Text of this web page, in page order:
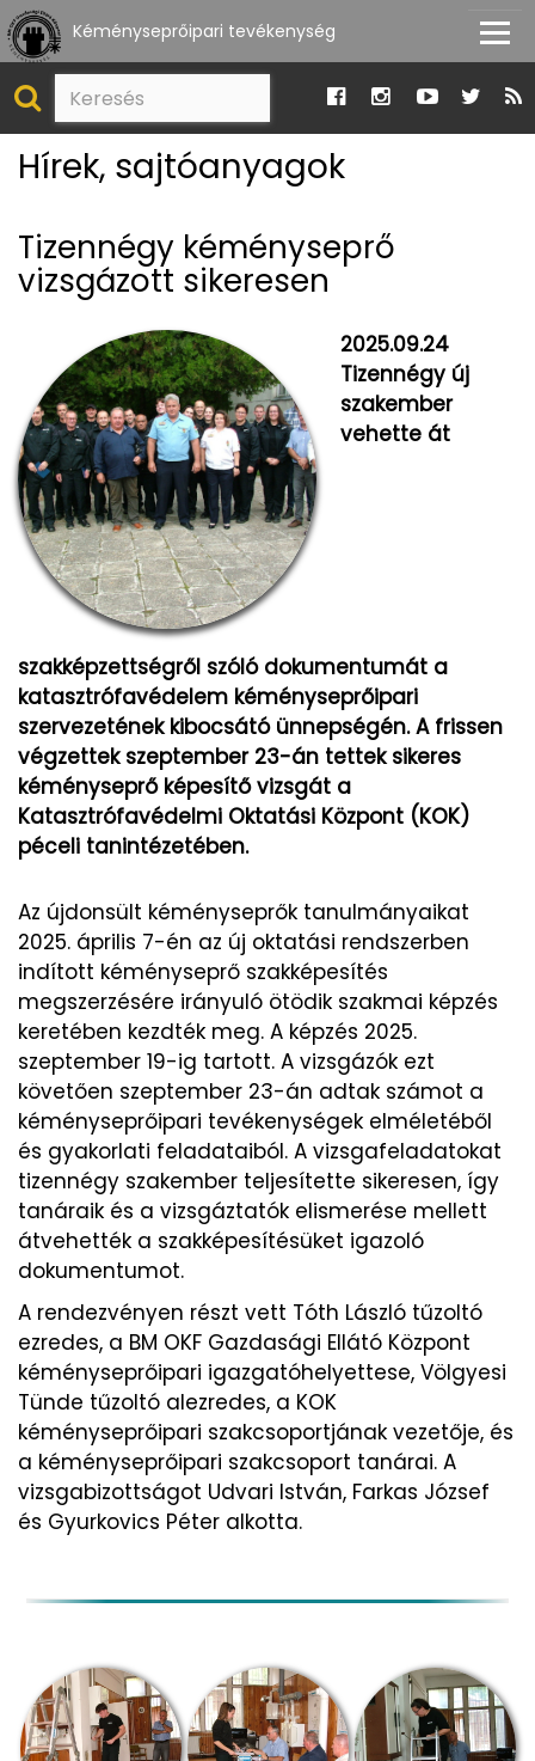
Kéményseprőipari tevékenység
Hírek, sajtóanyagok
Tizennégy kéményseprő
vizsgázott sikeresen
2025.09.24
Tizennégy új
szakember
vehette át
szakképzettségről szóló dokumentumát a
katasztrófavédelem kéményseprőipari
szervezetének kibocsátó ünnepségén. A frissen
végzettek szeptember 23-án tettek sikeres
kéményseprő képesítő vizsgát a
Katasztrófavédelmi Oktatási Központ (KOK)
péceli tanintézetében.
Az újdonsült kéményseprők tanulmányaikat
2025. április 7-én az új oktatási rendszerben
indított kéményseprő szakképesítés
megszerzésére irányuló ötödik szakmai képzés
keretében kezdték meg. A képzés 2025.
szeptember 19-ig tartott. A vizsgázók ezt
követően szeptember 23-án adtak számot a
kéményseprőipari tevékenységek elméletéből
és gyakorlati feladataiból. A vizsgafeladatokat
tizennégy szakember teljesítette sikeresen, így
tanáraik és a vizsgáztatók elismerése mellett
átvehették a szakképesítésüket igazoló
dokumentumot.
A rendezvényen részt vett Tóth László tűzoltó
ezredes, a BM OKF Gazdasági Ellátó Központ
kéményseprőipari igazgatóhelyettese, Völgyesi
Tünde tűzoltó alezredes, a KOK
kéményseprőipari szakcsoportjának vezetője, és
a kéményseprőipari szakcsoport tanárai. A
vizsgabizottságot Udvari István, Farkas József
és Gyurkovics Péter alkotta.